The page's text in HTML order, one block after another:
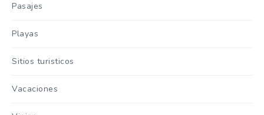
Pasajes
Playas
Sitios turisticos
Vacaciones